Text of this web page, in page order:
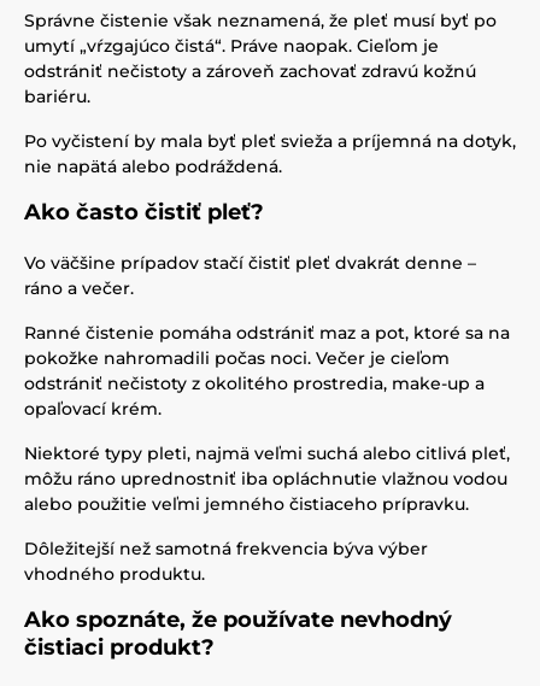
Správne čistenie však neznamená, že pleť musí byť po
umytí „vŕzgajúco čistá“. Práve naopak. Cieľom je
odstrániť nečistoty a zároveň zachovať zdravú kožnú
bariéru.
Po vyčistení by mala byť pleť svieža a príjemná na dotyk,
nie napätá alebo podráždená.
Ako často čistiť pleť?
Vo väčšine prípadov stačí čistiť pleť dvakrát denne –
ráno a večer.
Ranné čistenie pomáha odstrániť maz a pot, ktoré sa na
pokožke nahromadili počas noci. Večer je cieľom
odstrániť nečistoty z okolitého prostredia, make-up a
opaľovací krém.
Niektoré typy pleti, najmä veľmi suchá alebo citlivá pleť,
môžu ráno uprednostniť iba opláchnutie vlažnou vodou
alebo použitie veľmi jemného čistiaceho prípravku.
Dôležitejší než samotná frekvencia býva výber
vhodného produktu.
Ako spoznáte, že používate nevhodný
čistiaci produkt?